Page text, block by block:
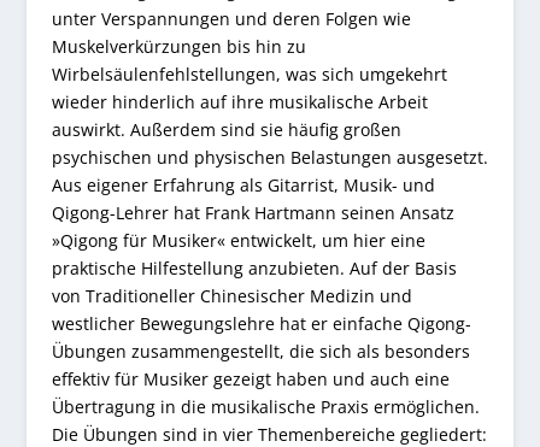
unter Verspannungen und deren Folgen wie
Muskelverkürzungen bis hin zu
Wirbelsäulenfehlstellungen, was sich umgekehrt
wieder hinderlich auf ihre musikalische Arbeit
auswirkt. Außerdem sind sie häufig großen
psychischen und physischen Belastungen ausgesetzt.
Aus eigener Erfahrung als Gitarrist, Musik- und
Qigong-Lehrer hat Frank Hartmann seinen Ansatz
»Qigong für Musiker« entwickelt, um hier eine
praktische Hilfestellung anzubieten. Auf der Basis
von Traditioneller Chinesischer Medizin und
westlicher Bewegungslehre hat er einfache Qigong-
Übungen zusammengestellt, die sich als besonders
effektiv für Musiker gezeigt haben und auch eine
Übertragung in die musikalische Praxis ermöglichen.
Die Übungen sind in vier Themenbereiche gegliedert: